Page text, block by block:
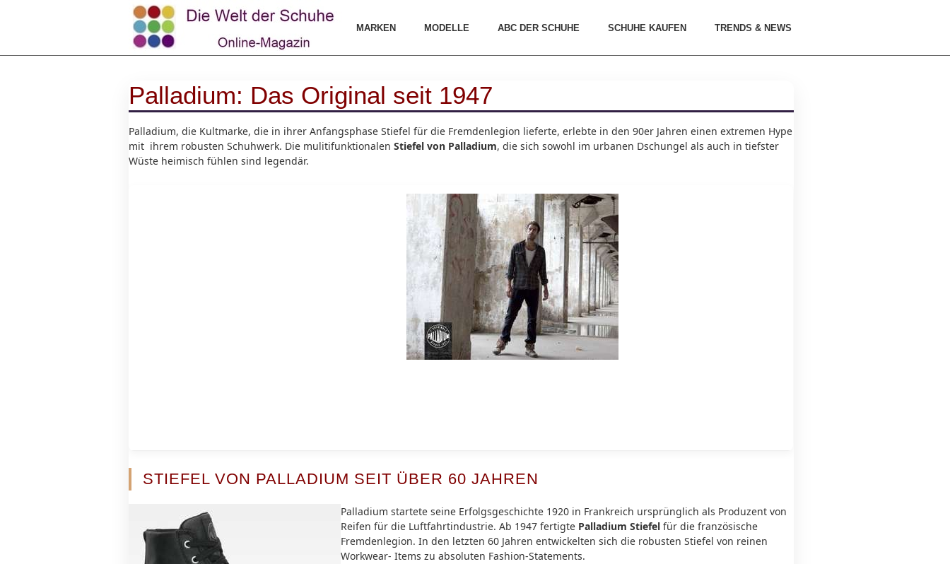
MARKEN MODELLE ABC DER SCHUHE SCHUHE KAUFEN TRENDS & NEWS
Palladium: Das Original seit 1947
Palladium, die Kultmarke, die in ihrer Anfangsphase Stiefel für die Fremdenlegion lieferte, erlebte in den 90er Jahren einen extremen Hype
mit ihrem robusten Schuhwerk. Die mulitifunktionalen Stiefel von Palladium, die sich sowohl im urbanen Dschungel als auch in tiefster
Wüste heimisch fühlen sind legendär.
STIEFEL VON PALLADIUM SEIT ÜBER 60 JAHREN
Palladium startete seine Erfolgsgeschichte 1920 in Frankreich ursprünglich als Produzent von
Reifen für die Luftfahrtindustrie. Ab 1947 fertigte Palladium Stiefel für die französische
Fremdenlegion. In den letzten 60 Jahren entwickelten sich die robusten Stiefel von reinen
Workwear- Items zu absoluten Fashion-Statements.